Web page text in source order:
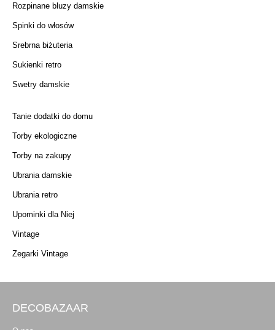
Rozpinane bluzy damskie
Spinki do włosów
Srebrna biżuteria
Sukienki retro
Swetry damskie
Tanie dodatki do domu
Torby ekologiczne
Torby na zakupy
Ubrania damskie
Ubrania retro
Upominki dla Niej
Vintage
Zegarki Vintage
DECOBAZAAR